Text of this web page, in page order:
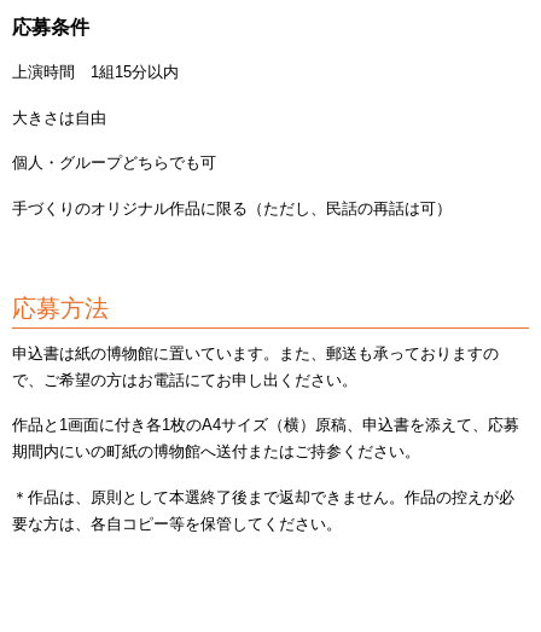
応募条件
上演時間 1組15分以内
大きさは自由
個人・グループどちらでも可
手づくりのオリジナル作品に限る（ただし、民話の再話は可）
応募方法
申込書は紙の博物館に置いています。また、郵送も承っておりますの
で、ご希望の方はお電話にてお申し出ください。
作品と1画面に付き各1枚のA4サイズ（横）原稿、申込書を添えて、応募
期間内にいの町紙の博物館へ送付またはご持参ください。
＊作品は、原則として本選終了後まで返却できません。作品の控えが必
要な方は、各自コピー等を保管してください。